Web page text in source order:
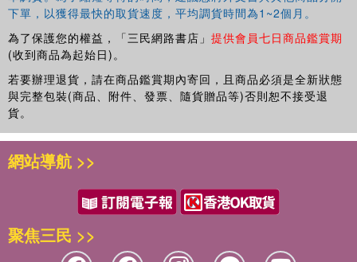
下單，以獲得最快的取貨速度，平均調貨時間為1~2個月。
為了保護您的權益，「三民網路書店」 提供會員七日商品鑑賞期
(收到商品為起始日)。
若要辦理退貨，請在商品鑑賞期內寄回，且商品必須是全新狀態
與完整包裝(商品、附件、發票、隨貨贈品等)否則恕不接受退
貨。
網站導航 >>
聚焦三民 >>